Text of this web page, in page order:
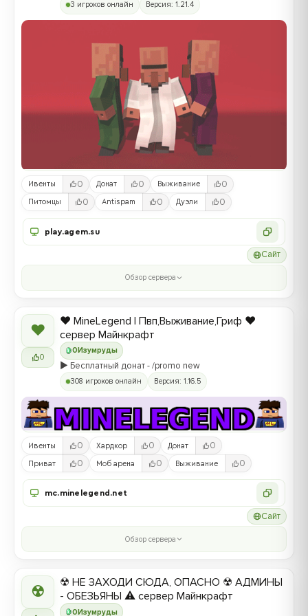
3 игроков онлайн Версия: 1.21.4
Ивенты 0 Донат 0 Выживание 0
Питомцы 0 Antispam 0 Дуэли 0
play.agem.su
Сайт
Обзор сервера
❤
0
0 Изумруды
❤️ MineLegend | Пвп,Выживание,Гриф ❤️
сервер Майнкрафт
▶️ Бесплатный донат - /promo new
308 игроков онлайн Версия: 1.16.5
Ивенты 0 Хардкор 0 Донат 0
Приват 0 Моб арена 0 Выживание 0
mc.minelegend.net
Сайт
Обзор сервера
☢
0Изумруды
☢ НЕ ЗАХОДИ СЮДА, ОПАСНО ☢ АДМИНЫ
- ОБЕЗЬЯНЫ ⚠ сервер Майнкрафт